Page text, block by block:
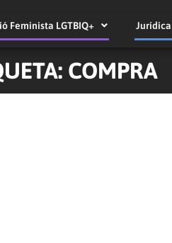
Feminista LGTBIQ+ Jurídica
COMPRA